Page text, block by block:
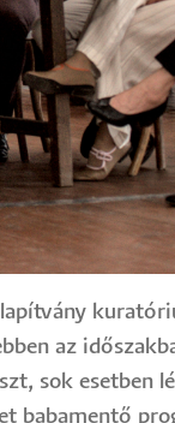
az
sok esetben
babamentő